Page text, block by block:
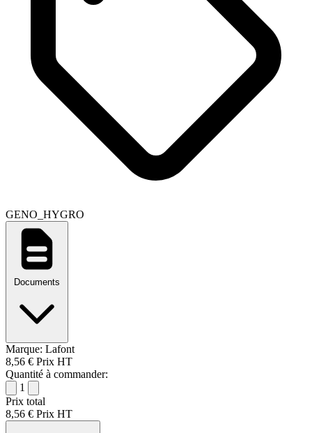
GENO_HYGRO
Documents
Marque: Lafont
8,56 € Prix HT
Quantité à commander:
1
Prix total
8,56 € Prix HT